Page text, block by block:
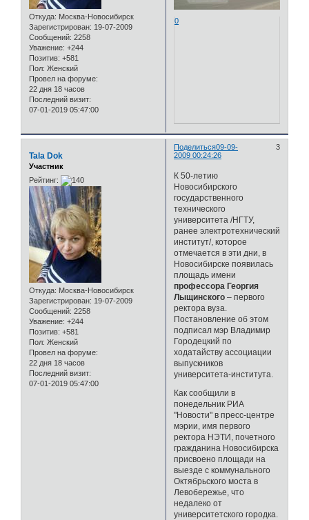
Откуда: Москва-Новосибирск
Зарегистрирован: 19-07-2009
Сообщений: 2258
Уважение: +244
Позитив: +581
Пол: Женский
Провел на форуме:
22 дня 18 часов
Последний визит:
07-01-2019 05:47:00
0
Поделиться 3
09-09-
2009 00:24:26
Tala Dok
Участник
Рейтинг:
Откуда: Москва-Новосибирск
Зарегистрирован: 19-07-2009
Сообщений: 2258
Уважение: +244
Позитив: +581
Пол: Женский
Провел на форуме:
22 дня 18 часов
Последний визит:
07-01-2019 05:47:00
К 50-летию
Новосибирского
государственного
технического
университета /НГТУ,
ранее электротехнический
институт/, которое
отмечается в эти дни, в
Новосибирске появилась
площадь имени
профессора Георгия
Лыщинского– первого
ректора вуза.
Постановление об этом
подписал мэр Владимир
Городецкий по
ходатайству ассоциации
выпускников
университета-института.
Как сообщили в
понедельник РИА
"Новости" в пресс-центре
мэрии, имя первого
ректора НЭТИ, почетного
гражданина Новосибирска
присвоено площади на
выезде с коммунального
Октябрьского моста в
Левобережье, что
недалеко от
университетского городка.